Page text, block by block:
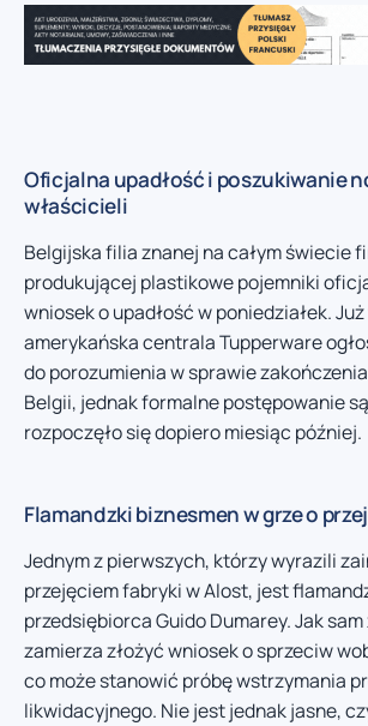
Oficjalna upadłość i poszukiwanie
właścicieli
Belgijska filia znanej na całym świecie
produkującej plastikowe pojemniki
wniosek o upadłość w poniedziałek.
amerykańska centrala Tupperware
do porozumienia w sprawie
Belgii, jednak formalne postępowanie
rozpoczęło się dopiero miesiąc później.
Flamandzki biznesmen w grze o
Jednym z pierwszych, którzy wyrazili
przejęciem fabryki w Alost, jest
przedsiębiorca Guido Dumarey. Jak
zamierza złożyć wniosek o sprzeciw
co może stanowić próbę wstrzymania
likwidacyjnego. Nie jest jednak jasne,